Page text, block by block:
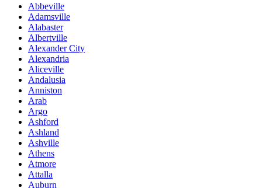
Abbeville
Adamsville
Alabaster
Albertville
Alexander City
Alexandria
Aliceville
Andalusia
Anniston
Arab
Argo
Ashford
Ashland
Ashville
Athens
Atmore
Attalla
Auburn